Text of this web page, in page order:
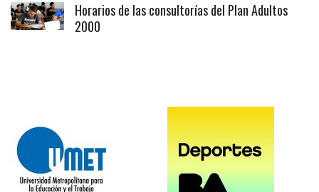
Horarios de las consultorías del Plan Adultos
2000